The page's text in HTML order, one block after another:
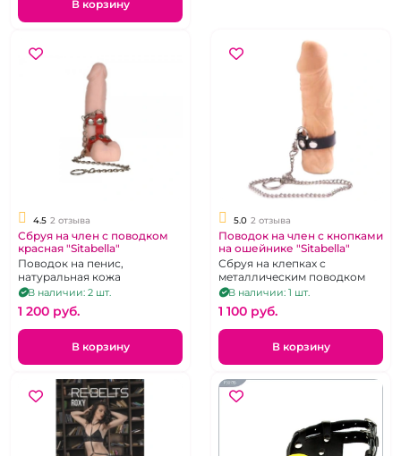
В корзину
4.5 2 отзыва
Сбруя на член с поводком
красная "Sitabella"
Поводок на пенис,
натуральная кожа
В наличии: 2 шт.
1 200 pуб.
В корзину
5.0 2 отзыва
Поводок на член с кнопками
на ошейнике "Sitabella"
Сбруя на клепках с
металлическим поводком
В наличии: 1 шт.
1 100 pуб.
В корзину